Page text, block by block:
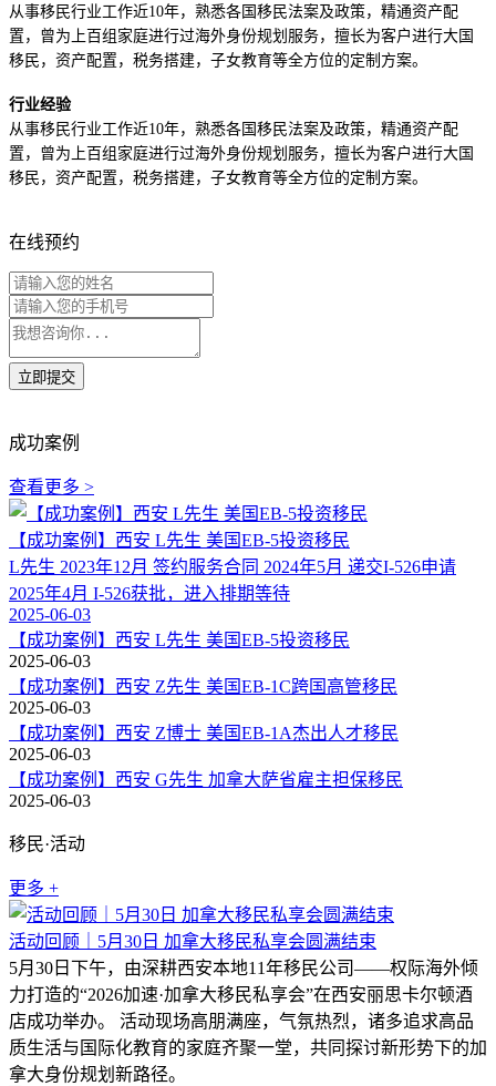
从事移民行业工作近10年，熟悉各国移民法案及政策，精通资产配
置，曾为上百组家庭进行过海外身份规划服务，擅长为客户进行大国
移民，资产配置，税务搭建，子女教育等全方位的定制方案。
行业经验
从事移民行业工作近10年，熟悉各国移民法案及政策，精通资产配
置，曾为上百组家庭进行过海外身份规划服务，擅长为客户进行大国
移民，资产配置，税务搭建，子女教育等全方位的定制方案。
在线预约
成功案例
查看更多 >
【成功案例】西安 L先生 美国EB-5投资移民
L先生 2023年12月 签约服务合同 2024年5月 递交I-526申请
2025年4月 I-526获批，进入排期等待
2025-06-03
【成功案例】西安 L先生 美国EB-5投资移民
2025-06-03
【成功案例】西安 Z先生 美国EB-1C跨国高管移民
2025-06-03
【成功案例】西安 Z博士 美国EB-1A杰出人才移民
2025-06-03
【成功案例】西安 G先生 加拿大萨省雇主担保移民
2025-06-03
移民·活动
更多 +
活动回顾｜5月30日 加拿大移民私享会圆满结束
5月30日下午，由深耕西安本地11年移民公司——权际海外倾
力打造的“2026加速·加拿大移民私享会”在西安丽思卡尔顿酒
店成功举办。 活动现场高朋满座，气氛热烈，诸多追求高品
质生活与国际化教育的家庭齐聚一堂，共同探讨新形势下的加
拿大身份规划新路径。